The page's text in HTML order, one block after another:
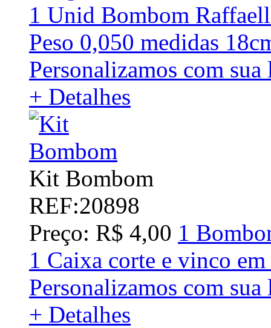
1 Unid Bombom
Peso 0,050 medidas
Personalizamos com
+ Detalhes
Kit Bombom
REF:20898
Preço: R$ 4,00 1
1 Caixa corte e vinco
Personalizamos com
+ Detalhes